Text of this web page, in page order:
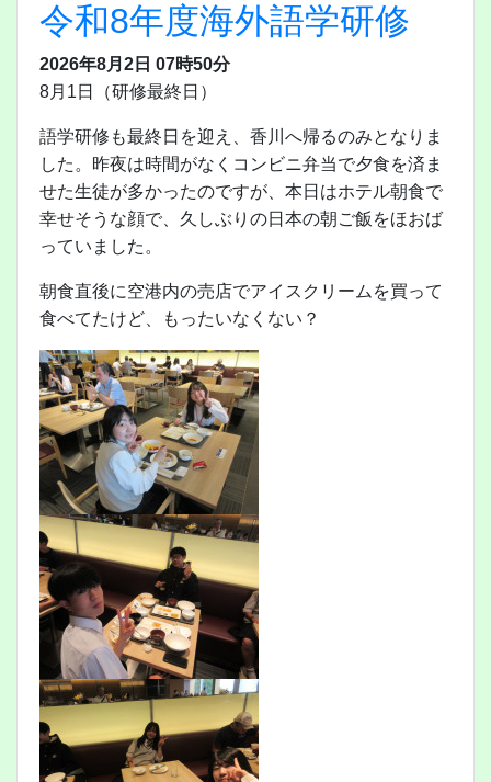
令和8年度海外語学研修
2026年8月2日 07時50分
8月1日（研修最終日）
語学研修も最終日を迎え、香川へ帰るのみとなりま
した。昨夜は時間がなくコンビニ弁当で夕食を済ま
せた生徒が多かったのですが、本日はホテル朝食で
幸せそうな顔で、久しぶりの日本の朝ご飯をほおば
っていました。
朝食直後に空港内の売店でアイスクリームを買って
食べてたけど、もったいなくない？